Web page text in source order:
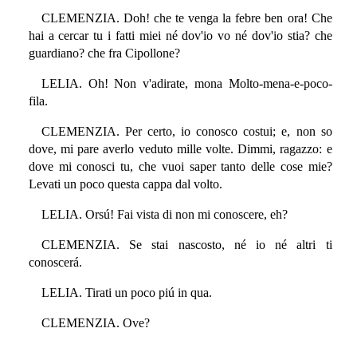
CLEMENZIA. Doh! che te venga la febre ben ora! Che
hai a cercar tu i fatti miei né dov'io vo né dov'io stia? che
guardiano? che fra Cipollone?
LELIA. Oh! Non v'adirate, mona Molto-mena-e-poco-
fila.
CLEMENZIA. Per certo, io conosco costui; e, non so
dove, mi pare averlo veduto mille volte. Dimmi, ragazzo: e
dove mi conosci tu, che vuoi saper tanto delle cose mie?
Levati un poco questa cappa dal volto.
LELIA. Orsú! Fai vista di non mi conoscere, eh?
CLEMENZIA. Se stai nascosto, né io né altri ti
conoscerá.
LELIA. Tirati un poco piú in qua.
CLEMENZIA. Ove?